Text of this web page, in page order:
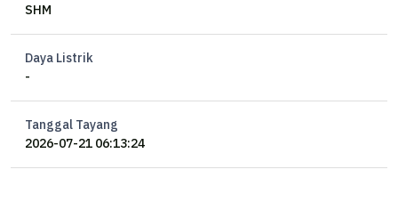
SHM
Daya Listrik
-
Tanggal Tayang
2026-07-21 06:13:24